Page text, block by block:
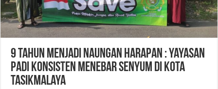
9 Tahun Menjadi Naungan Harapan : Yayasan
PADI Konsisten Menebar Senyum di Kota
Tasikmalaya